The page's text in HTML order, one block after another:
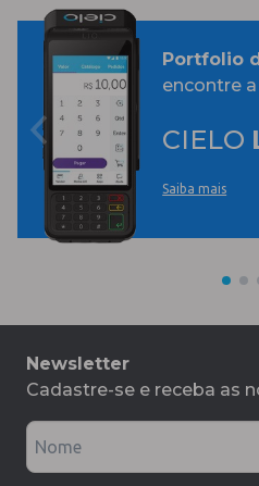
Portfolio
encontre a
CIELO
Saiba mais
Newsletter
Cadastre-se e receba as
Nome